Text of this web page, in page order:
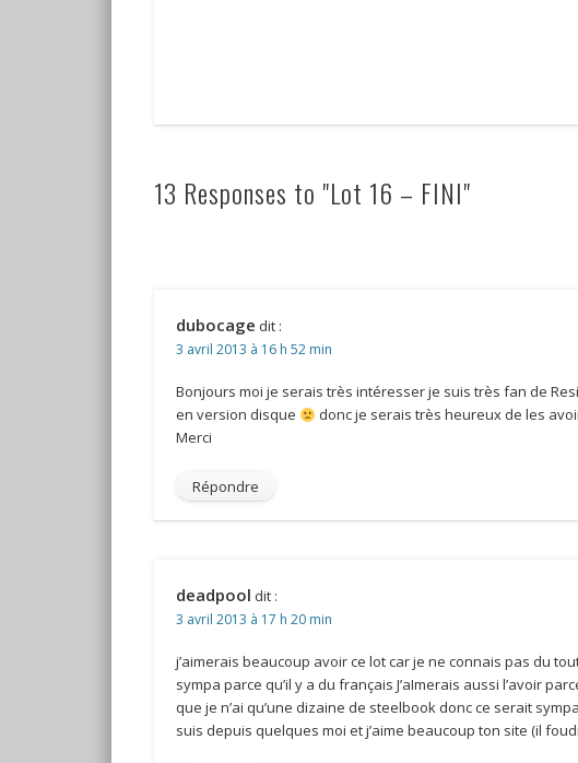
13 Responses to "Lot 16 – FINI"
dubocage dit :
3 avril 2013 à 16 h 52 min
Bonjours moi je serais très intéresser je suis très fan de
en version disque
donc je serais très heureux de les
Merci
Répondre
deadpool dit :
3 avril 2013 à 17 h 20 min
j’aimerais beaucoup avoir ce lot car je ne connais pas du
sympa parce qu’il y a du français J’aImerais aussi l’avoir
que je n’ai qu’une dizaine de steelbook donc ce serait
suis depuis quelques moi et j’aime beaucoup ton site (il